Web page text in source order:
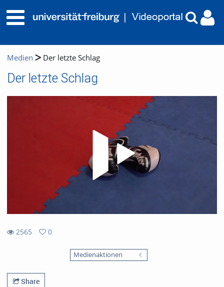
Medien Der letzte Schlag
Der letzte Schlag
2565
0
Medienaktionen
Share